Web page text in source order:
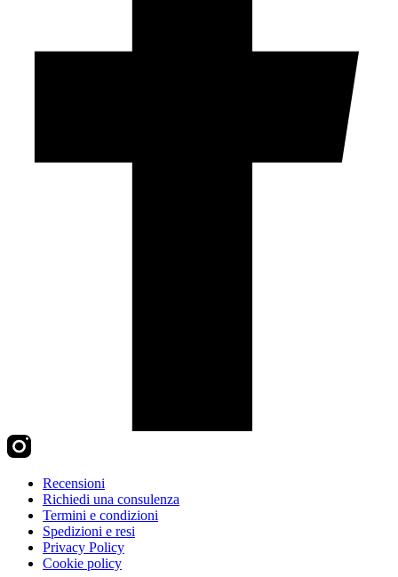
Recensioni
Richiedi una consulenza
Termini e condizioni
Spedizioni e resi
Privacy Policy
Cookie policy